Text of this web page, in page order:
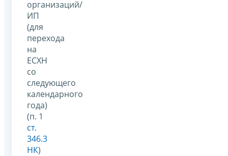
организаций/
ИП
(для
перехода
на
ЕСХН
со
следующего
календарного
года)
(п. 1
ст.
346.3
НК)